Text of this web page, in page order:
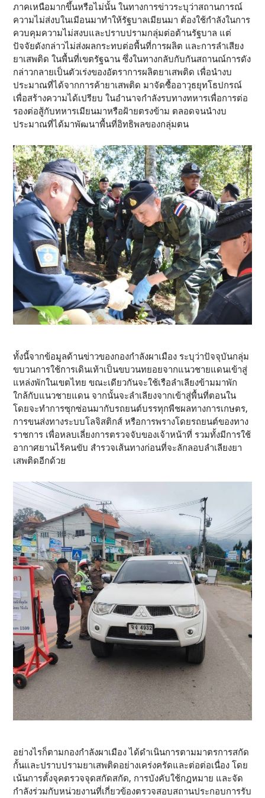
ภาคเหนือมากขึ้นหรือไม่นั้น ในทางการข่าวระบุว่าสถานการณ์
ความไม่ส่งบในเมีอนมาทำให้รัฐบาลเมียนมา ต้องใช้กำลังในการ
ควบคุมความไม่สงบและปราบปรามกลุ่มต่อต้านรัฐบาล แต่
ปัจจัยดังกล่าวไม่ส่งผลกระทบต่อพื้นที่การผลิต และการลำเสียง
ยาเสพติด ในพื้นที่เขตรัฐฉาน ซึ่งในทางกลับกับกันสถานณ์การดัง
กล่าวกลายเป็นตัวเร่งของอัตราการผลิตยาเสพติด เพื่อนำงบ
ประมาณที่ได้จากการค้ายาเสพติด มาจัดซื้ออาวุธยุทโธปกรณ์
เพื่อสร้างความได้เปรียบ ในอำนาจกำลังรบทางทหารเพื่อการต่อ
รองต่อสู้กับทหารเมียนมาหรือฝ้ายตรงข้าม ตลอดจนนำงบ
ประมาณที่ได้มาพัฒนาพื้นที่อิทธิพลของกลุ่มตน
ทั้งนี้จากข้อมูลด้านข่าวของกองกำลังผาเมือง ระบุว่าปัจจุบันกลุ่ม
ขบวนการใช้การเดินเท้าเป็นขบวนทยอยจากแนวชายแดนเข้าสู่
แหล่งพักในเขตไทย ขณะเดียวกันจะใช้เรือลำเลียงข้ามมาพัก
ใกล้กับแนวชายแดน จากนั้นจะลำเลียงจากเข้าสู่พื้นที่ตอนใน
โดยจะทำการซุกซ่อนมากับรถยนต์บรรทุกพืชผลทางการเกษตร,
การขนส่งทางระบบโลจิสติกส์ หรือการพรางโดยรถยนต์ของทาง
ราชการ เพื่อหลบเลี่ยงการตรวจจับของเจ้าหน้าที่ รวมทั้งมีการใช้
อากาศยานไร้คนขับ สำรวจเส้นทางก่อนที่จะลักลอบลำเลียงยา
เสพติดอีกด้วย
อย่างไรก็ตามกองกำลังผาเมือง ได้ดำเนินการตามมาตรการสกัด
กั้นและปราบปรามยาเสพติดอย่างเคร่งครัดและต่อต่อเนื่อง โดย
เน้นการตั้งจุคตรวจจุดสกัดสกัด, การบังคับใช้กฎหมาย และจัด
กำลังร่วมกับหน่วยงานที่เกี่ยวข้องตรวจสอบสถานประกอบการรับ